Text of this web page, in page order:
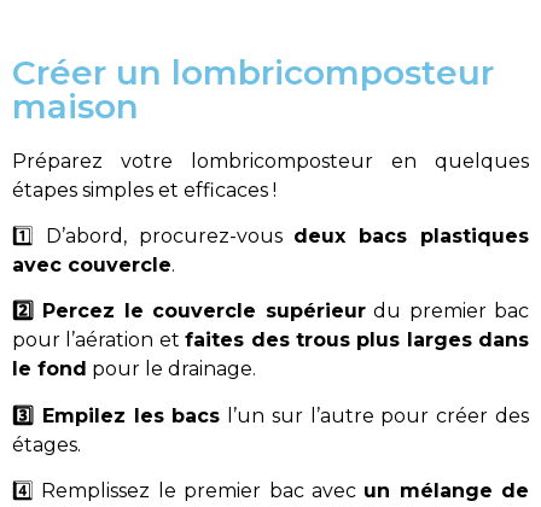
Créer un lombricomposteur
maison
Préparez votre lombricomposteur en quelques
étapes simples et efficaces !
1️⃣ D’abord, procurez-vous deux bacs plastiques
avec couvercle.
2️⃣ Percez le couvercle supérieurdu premier bac
pour l’aération etfaites des trous plus larges dans
le fond pour le drainage.
3️⃣ Empilez les bacs l’un sur l’autre pour créer des
étages.
4️⃣ Remplissez le premier bac avec un mélange de